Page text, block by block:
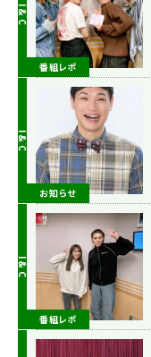
番組レポ
お知らせ
番組レポ